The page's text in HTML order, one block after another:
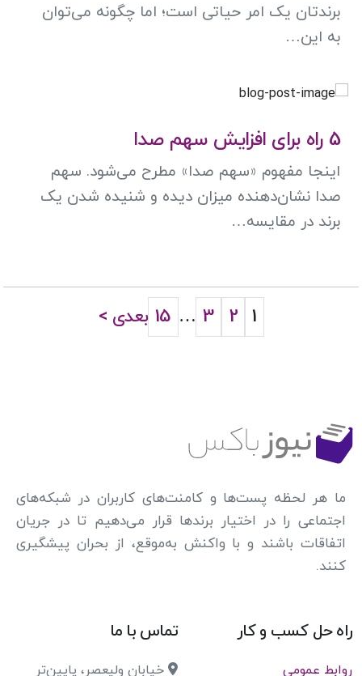
برندتان یک امر حیاتی است؛ اما چگونه می‌توان
به این…
5 راه برای افزایش سهم صدا
اینجا مفهوم «سهم صدا» مطرح می‌شود. سهم
صدا نشان‌دهنده میزان دیده و شنیده شدن یک
برند در مقایسه…
1
2
3
…
15 بعدی >
ما هر لحظه پست‌ها و کامنت‌های کاربران در شبکه‌های
اجتماعی را در اختیار برندها قرار می‌دهیم تا در جریان
اتفاقات باشند و با واکنش به‌موقع، از بحران پیشگیری
کنند.
راه حل کسب و کار
روابط عمومی
تماس با ما
خیابان ولیعصر، پایین‌تر